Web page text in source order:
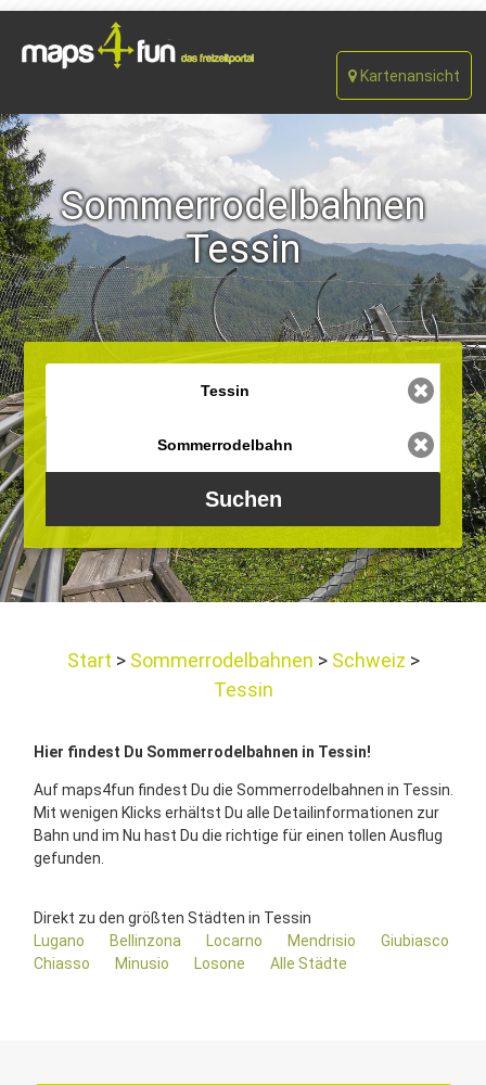
Kartenansicht
Sommerrodelbahnen
Tessin
Start Sommerrodelbahnen
Schweiz
Tessin
Hier findest Du Sommerrodelbahnen in Tessin!
Auf maps4fun findest Du die Sommerrodelbahnen in Tessin.
Mit wenigen Klicks erhältst Du alle Detailinformationen zur
Bahn und im Nu hast Du die richtige für einen tollen Ausflug
gefunden.
Direkt zu den größten Städten in Tessin
Lugano
Bellinzona Locarno Mendrisio
Giubiasco
Chiasso
Minusio Losone Alle Städte